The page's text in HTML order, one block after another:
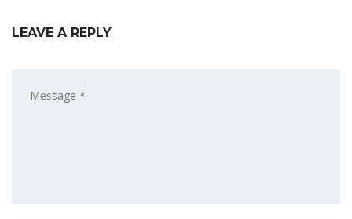
LEAVE A REPLY